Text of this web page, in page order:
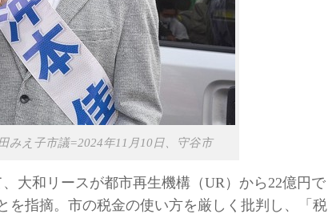
みえ子市議=2024年11月10日、守谷市
大和リースが都市再生機構（UR）から22億円で
を指摘。市の税金の使い方を厳しく批判し、「税